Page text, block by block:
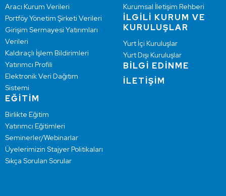
Aracı Kurum Verileri
Portföy Yönetim Şirketi Verileri
Girişim Sermayesi Yatırımları
Verileri
Kaldıraçlı İşlem Bildirimleri
Yatırımcı Profili
Elektronik Veri Dağıtım
Sistemi
EĞİTİM
Birlikte Eğitim
Yatırımcı Eğitimleri
Seminerler/Webinarlar
Üyelerimizin Stajyer Politikaları
Sıkça Sorulan Sorular
Kurumsal İletişim Rehberi
İLGİLİ KURUM VE
KURULUŞLAR
Yurt İçi Kuruluşlar
Yurt Dışı Kuruluşlar
BİLGİ EDİNME
İLETİŞİM